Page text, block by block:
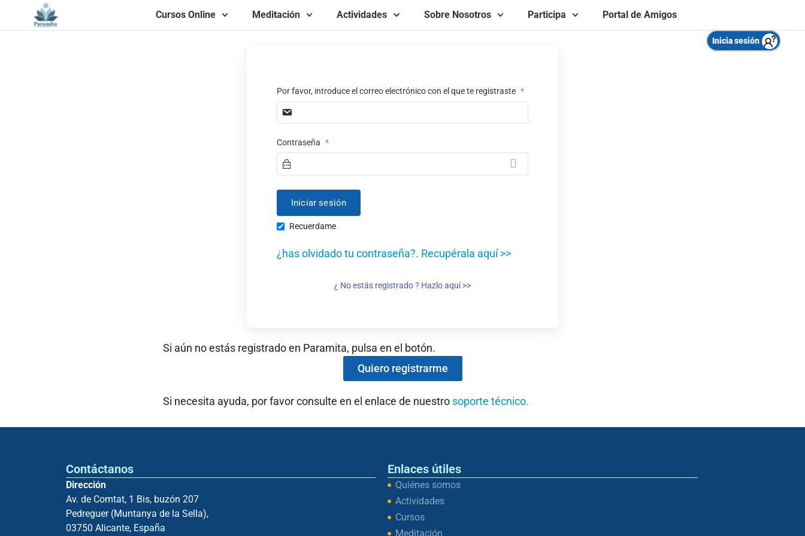
Inicia sesión
Cursos Online Meditación Actividades Sobre Nosotros Participa Portal de Amigos
Por favor, introduce el correo electrónico con el que te registraste *
Contraseña *
Recuerdame
¿has olvidado tu contraseña?. Recupérala aquí >>
¿ No estás registrado ? Hazlo aquí >>
Si aún no estás registrado en Paramita, pulsa en el botón.
Quiero registrarme
Si necesita ayuda, por favor consulte en el enlace de nuestro soporte técnico.
Contáctanos
Dirección
Av. de Comtat, 1 Bis, buzón 207
Pedreguer (Muntanya de la Sella),
03750 Alicante, España
Enlaces útiles
Quiénes somos
Actividades
Cursos
Meditación